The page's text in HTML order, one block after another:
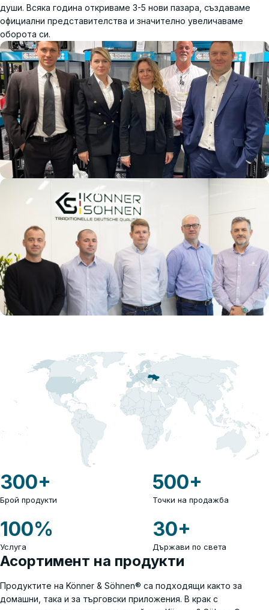
души. Всяка година откриваме 3-5 нови пазара, създаваме
официални представителства и значително увеличаваме
оборота си.
300+
Брой продукти
500+
Точки на продажба
100%
Услуга
30+
Държави по света
Асортимент на продукти
Продуктите на Könner & Söhnen® са подходящи както за
домашни, така и за търговски приложения. В крак с